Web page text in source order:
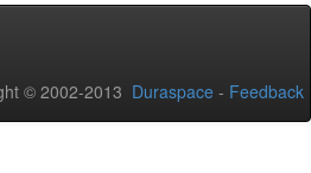
© 2002-2013 Duraspace - Feedback